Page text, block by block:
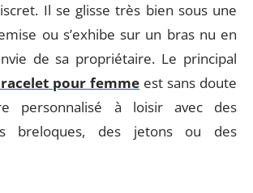
Il se glisse très bien sous une
ou s’exhibe sur un bras nu en
de sa propriétaire. Le principal
pour femme est sans doute
personnalisé à loisir avec des
breloques, des jetons ou des